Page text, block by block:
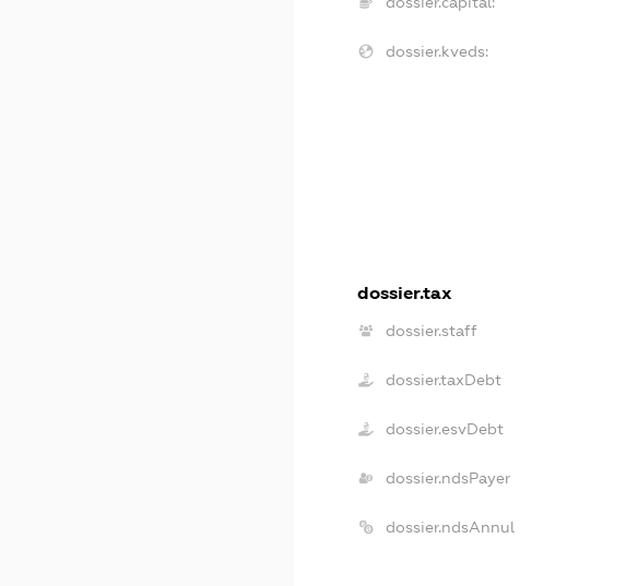
dossier.kveds:
dossier.tax
dossier.staff
dossier.taxDebt
dossier.esvDebt
dossier.ndsPayer
dossier.ndsAnnul